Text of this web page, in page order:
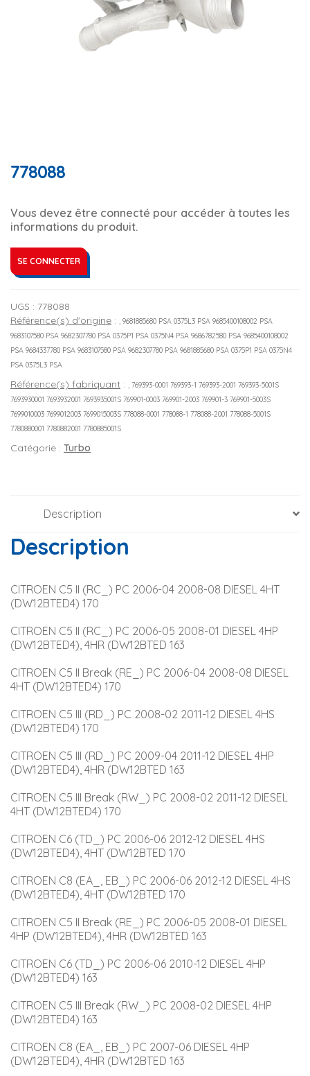
778088
Vous devez être connecté pour accéder à toutes les
informations du produit.
SE CONNECTER
UGS : 778088
Référence(s) d'origine :
, 9681885680 PSA 0375L3 PSA 9685400108002 PSA
9683107580 PSA 9682307780 PSA 0375P1 PSA 0375N4 PSA 9686782580 PSA 9685400108002
PSA 9684337780 PSA 9683107580 PSA 9682307780 PSA 9681885680 PSA 0375P1 PSA 0375N4
PSA 0375L3 PSA
Référence(s) fabriquant :
, 769393-0001 769393-1 769393-2001 769393-5001S
7693930001 7693932001 7693935001S 769901-0003 769901-2003 769901-3 769901-5003S
7699010003 7699012003 7699015003S 778088-0001 778088-1 778088-2001 778088-5001S
7780880001 7780882001 7780885001S
Catégorie : Turbo
Description
Description
CITROEN C5 II (RC_) PC 2006-04 2008-08 DIESEL 4HT
(DW12BTED4) 170
CITROEN C5 II (RC_) PC 2006-05 2008-01 DIESEL 4HP
(DW12BTED4), 4HR (DW12BTED 163
CITROEN C5 II Break (RE_) PC 2006-04 2008-08 DIESEL
4HT (DW12BTED4) 170
CITROEN C5 III (RD_) PC 2008-02 2011-12 DIESEL 4HS
(DW12BTED4) 170
CITROEN C5 III (RD_) PC 2009-04 2011-12 DIESEL 4HP
(DW12BTED4), 4HR (DW12BTED 163
CITROEN C5 III Break (RW_) PC 2008-02 2011-12 DIESEL
4HT (DW12BTED4) 170
CITROEN C6 (TD_) PC 2006-06 2012-12 DIESEL 4HS
(DW12BTED4), 4HT (DW12BTED 170
CITROEN C8 (EA_, EB_) PC 2006-06 2012-12 DIESEL 4HS
(DW12BTED4), 4HT (DW12BTED 170
CITROEN C5 II Break (RE_) PC 2006-05 2008-01 DIESEL
4HP (DW12BTED4), 4HR (DW12BTED 163
CITROEN C6 (TD_) PC 2006-06 2010-12 DIESEL 4HP
(DW12BTED4) 163
CITROEN C5 III Break (RW_) PC 2008-02 DIESEL 4HP
(DW12BTED4) 163
CITROEN C8 (EA_, EB_) PC 2007-06 DIESEL 4HP
(DW12BTED4), 4HR (DW12BTED 163